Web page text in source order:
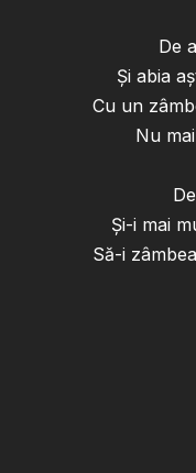
De
Și abia
Cu un
Nu
Și-i mai
Să-i